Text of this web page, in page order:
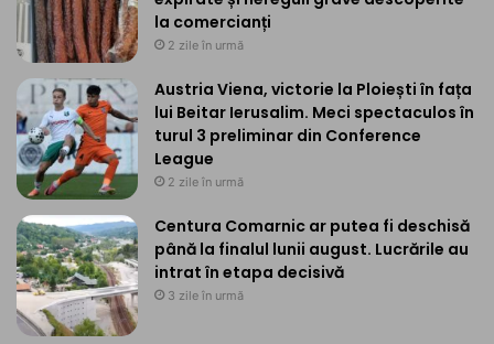
la comercianți
2 zile în urmă
Austria Viena, victorie la Ploiești în fața
lui Beitar Ierusalim. Meci spectaculos în
turul 3 preliminar din Conference
League
2 zile în urmă
Centura Comarnic ar putea fi deschisă
până la finalul lunii august. Lucrările au
intrat în etapa decisivă
3 zile în urmă